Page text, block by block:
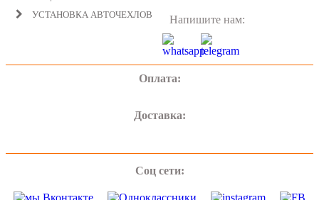
УСТАНОВКА АВТОЧЕХЛОВ
Напишите нам:
Оплата:
Доставка:
Соц сети: